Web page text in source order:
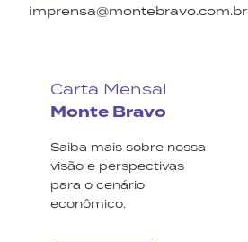
imprensa@montebravo.com.br
Carta Mensal
Monte Bravo
Saiba mais sobre nossa
visão e perspectivas
para o cenário
econômico.